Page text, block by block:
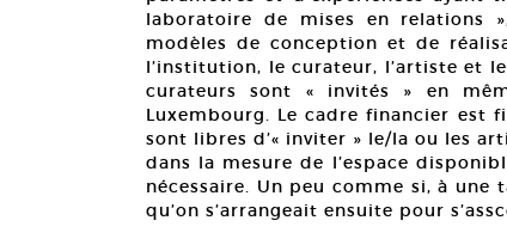
laboratoire de mises en relations
modèles de conception et de
l’institution, le curateur, l’artiste et
curateurs sont « invités » en
Luxembourg. Le cadre financier est
sont libres d’« inviter » le/la ou les
dans la mesure de l’espace
nécessaire. Un peu comme si, à une
qu’on s’arrangeait ensuite pour